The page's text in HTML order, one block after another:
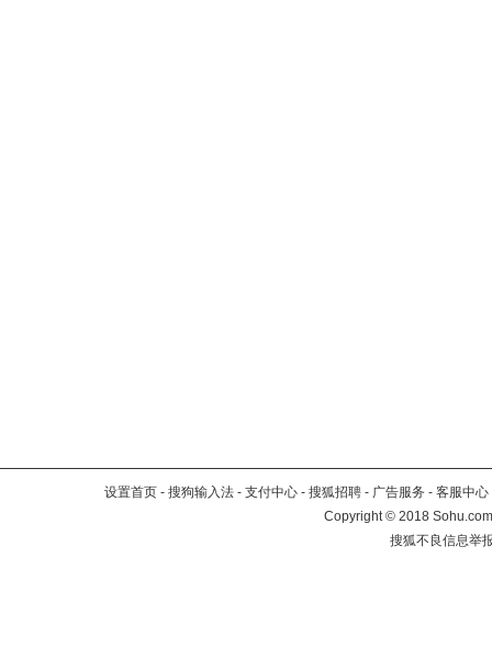
设置首页 - 搜狗输入法 - 支付中心 - 搜狐招聘 - 广告服务 - 客服中心
Copyright©2018
搜狐不良信息举